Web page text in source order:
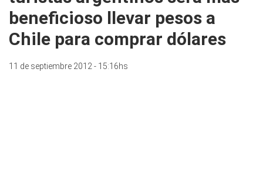
beneficioso llevar pesos a
Chile para comprar dólares
11 de septiembre 2012 - 15:16hs